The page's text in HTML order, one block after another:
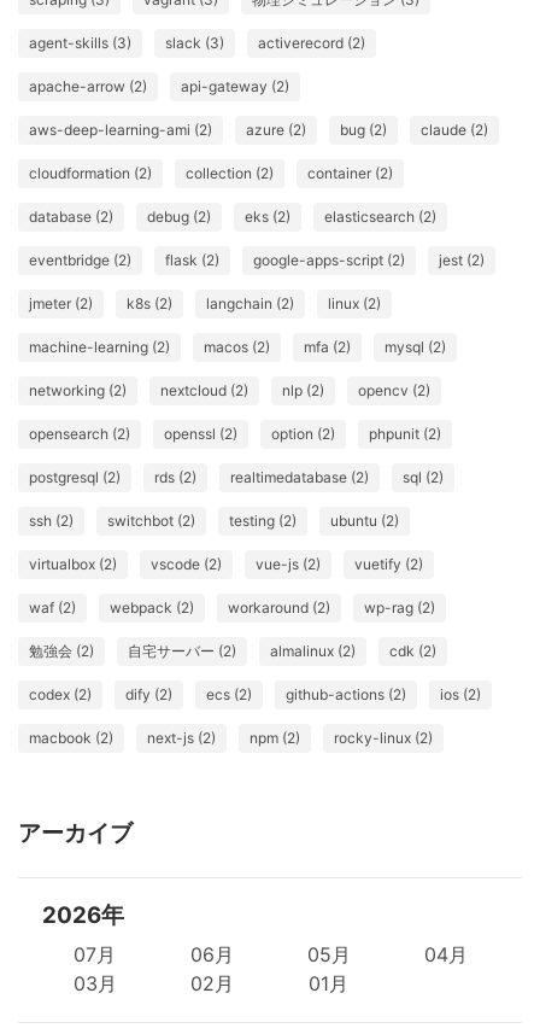
agent-skills (3) slack (3) activerecord (2)
apache-arrow (2) api-gateway (2)
aws-deep-learning-ami (2) azure (2) bug (2) claude (2)
cloudformation (2) collection (2) container (2)
database (2) debug (2) eks (2) elasticsearch (2)
eventbridge (2) flask (2) google-apps-script (2) jest (2)
jmeter (2) k8s (2) langchain (2) linux (2)
machine-learning (2) macos (2) mfa (2) mysql (2)
networking (2) nextcloud (2) nlp (2) opencv (2)
opensearch (2) openssl (2) option (2) phpunit (2)
postgresql (2) rds (2) realtimedatabase (2) sql (2)
ssh (2) switchbot (2) testing (2) ubuntu (2)
virtualbox (2) vscode (2) vue-js (2) vuetify (2)
waf (2) webpack (2) workaround (2) wp-rag (2)
勉強会 (2) 自宅サーバー (2) almalinux (2) cdk (2)
codex (2) dify (2) ecs (2) github-actions (2) ios (2)
macbook (2) next-js (2) npm (2) rocky-linux (2)
アーカイブ
2026年
07月 06月 05月
04月
03月
02月 01月